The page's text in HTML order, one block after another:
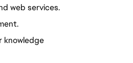
web services.
knowledge